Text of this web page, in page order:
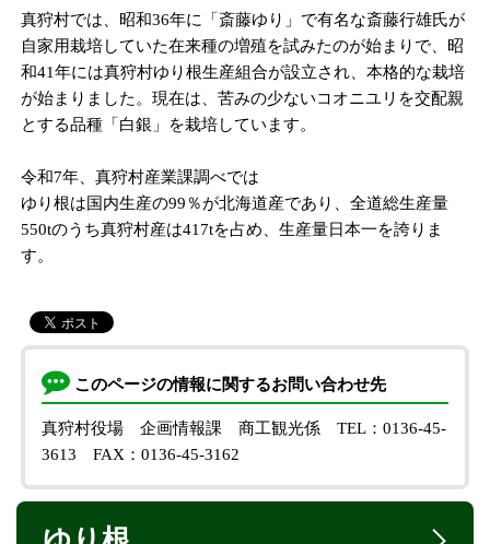
真狩村では、昭和36年に「斎藤ゆり」で有名な斎藤行雄氏が
自家用栽培していた在来種の増殖を試みたのが始まりで、昭
和41年には真狩村ゆり根生産組合が設立され、本格的な栽培
が始まりました。現在は、苦みの少ないコオニユリを交配親
とする品種「白銀」を栽培しています。
令和7年、真狩村産業課調べでは
ゆり根は国内生産の99％が北海道産であり、全道総生産量
550tのうち真狩村産は417tを占め、生産量日本一を誇りま
す。
このページの情報に関するお問い合わせ先
真狩村役場 企画情報課 商工観光係
TEL：0136-45-
3613
FAX：0136-45-3162